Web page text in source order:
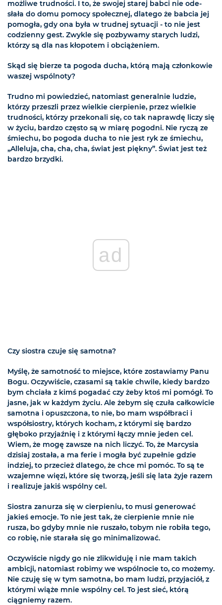
możliwe trudności. I to, że swojej starej babci nie ode-
słała do domu pomocy społecznej, dlatego że babcia jej
pomogła, gdy ona była w trudnej sytuacji - to nie jest
codzienny gest. Zwykle się pozbywamy starych ludzi,
którzy są dla nas kłopotem i obciążeniem.
Skąd się bierze ta pogoda ducha, którą mają członkowie
waszej wspólnoty?
Trudno mi powiedzieć, natomiast generalnie ludzie,
którzy przeszli przez wielkie cierpienie, przez wielkie
trudności, którzy przekonali się, co tak naprawdę liczy się
w życiu, bardzo często są w miarę pogodni. Nie ryczą ze
śmiechu, bo pogoda ducha to nie jest ryk ze śmiechu,
„Alleluja, cha, cha, cha, świat jest piękny”. Świat jest też
bardzo brzydki.
ad
Czy siostra czuje się samotna?
Myślę, że samotność to miejsce, które zostawiamy Panu
Bogu. Oczywiście, czasami są takie chwile, kiedy bardzo
bym chciała z kimś pogadać czy żeby ktoś mi pomógł. To
jasne, jak w każdym życiu. Ale żebym się czuła całkowicie
samotna i opuszczona, to nie, bo mam współbraci i
współsiostry, których kocham, z którymi się bardzo
głęboko przyjaźnię i z którymi łączy mnie jeden cel.
Wiem, że mogę zawsze na nich liczyć. To, że Marcysia
dzisiaj została, a ma ferie i mogła być zupełnie gdzie
indziej, to przecież dlatego, że chce mi pomóc. To są te
wzajemne więzi, które się tworzą, jeśli się lata żyje razem
i realizuje jakiś wspólny cel.
Siostra zanurza się w cierpieniu, to musi generować
jakieś emocje. To nie jest tak, że cierpienie mnie nie
rusza, bo gdyby mnie nie ruszało, tobym nie robiła tego,
co robię, nie starała się go minimalizować.
Oczywiście nigdy go nie zlikwiduję i nie mam takich
ambicji, natomiast robimy we wspólnocie to, co możemy.
Nie czuję się w tym samotna, bo mam ludzi, przyjaciół, z
którymi wiąże mnie wspólny cel. To jest sieć, którą
ciągniemy razem.